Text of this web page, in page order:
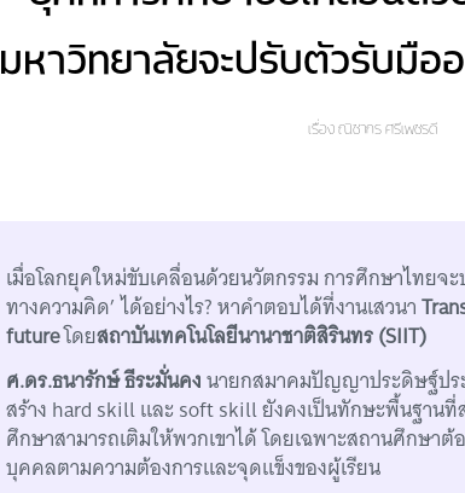
มหาวิทยาลัยจะปรับตัวรับมืออ
เรื่อง ณิชากร ศรีเพชรดี
เมื่อโลกยุคใหม่ขับเคลื่อนด้วยนวัตกรรม การศึกษาไทยจ
ทางความคิด’ ได้อย่างไร? หาคำตอบได้ที่งานเสวนา
futureโดยสถาบันเทคโนโลยีนานาชาติสิรินทร (SIIT)
ศ.ดร.ธนารักษ์ ธีระมั่นคงนายกสมาคมปัญญาประดิษฐ์ปร
สร้าง hard skill และ soft skill ยังคงเป็นทักษะพื้นฐาน
ศึกษาสามารถเติมให้พวกเขาได้ โดยเฉพาะสถานศึกษา
บุคคลตามความต้องการและจุดแข็งของผู้เรียน